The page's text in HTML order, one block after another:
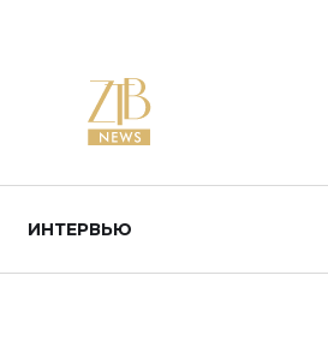
ИНТЕРВЬЮ